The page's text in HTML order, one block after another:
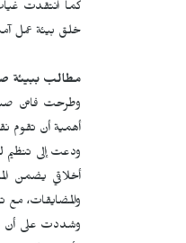
كما انتقدت
خلق بيئة عمل
مطالب ببيئة
وطرحت فاتن
أهمية أن تقوم
ودعت إلى تنظيم
أخلاقي يضمن
والمضايقات،
وشددت على أن